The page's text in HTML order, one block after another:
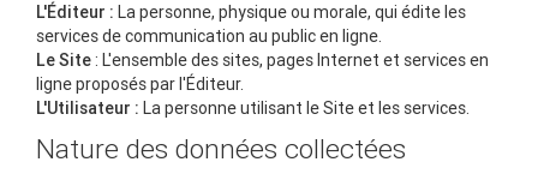
L'Éditeur : La personne, physique ou morale, qui édite les
services de communication au public en ligne.
Le Site : L'ensemble des sites, pages Internet et services en
ligne proposés par l'Éditeur.
L'Utilisateur : La personne utilisant le Site et les services.
Nature des données collectées